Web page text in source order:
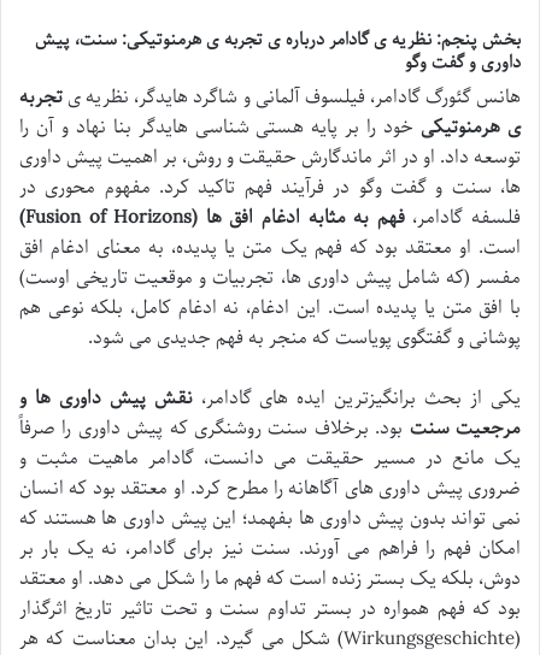
بخش پنجم: نظریه ی گادامر درباره ی تجربه ی هرمنوتیکی: سنت، پیش
داوری و گفت وگو
هانس گئورگ گادامر، فیلسوف آلمانی و شاگرد هایدگر، نظریه یتجربه
ی هرمنوتیکیخود را بر پایه هستی شناسی هایدگر بنا نهاد و آن را
توسعه داد. او در اثر ماندگارش حقیقت و روش، بر اهمیت پیش داوری
ها، سنت و گفت وگو در فرآیند فهم تاکید کرد. مفهوم محوری در
فلسفه گادامر،فهم به مثابه ادغام افق ها (Fusion of Horizons)
است. او معتقد بود که فهم یک متن یا پدیده، به معنای ادغام افق
مفسر (که شامل پیش داوری ها، تجربیات و موقعیت تاریخی اوست)
با افق متن یا پدیده است. این ادغام، نه ادغام کامل، بلکه نوعی هم
پوشانی و گفتگوی پویاست که منجر به فهم جدیدی می شود.
یکی از بحث برانگیزترین ایده های گادامر،نقش پیش داوری ها و
مرجعیت سنت بود. برخلاف سنت روشنگری که پیش داوری را صرفاً
یک مانع در مسیر حقیقت می دانست، گادامر ماهیت مثبت و
ضروری پیش داوری های آگاهانه را مطرح کرد. او معتقد بود که انسان
نمی تواند بدون پیش داوری ها بفهمد؛ این پیش داوری ها هستند که
امکان فهم را فراهم می آورند. سنت نیز برای گادامر، نه یک بار بر
دوش، بلکه یک بستر زنده است که فهم ما را شکل می دهد. او معتقد
بود که فهم همواره در بستر تداوم سنت و تحت تاثیر تاریخ اثرگذار
(Wirkungsgeschichte) شکل می گیرد. این بدان معناست که هر